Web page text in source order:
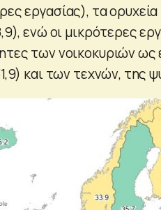
εργασίας), τα ορυχεία
ενώ οι μικρότερες
των νοικοκυριών
και των τεχνών, της